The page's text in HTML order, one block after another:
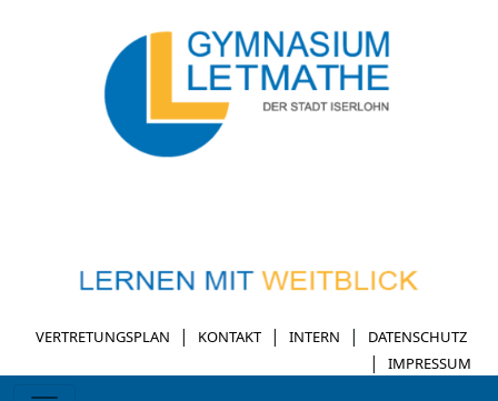
VERTRETUNGSPLAN | KONTAKT | INTERN | DATENSCHUTZ
| IMPRESSUM